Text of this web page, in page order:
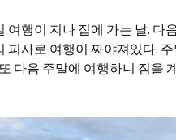
여행이 지나 집에 가는 날. 다
피사로 여행이 짜야져있다.
다음 주말에 여행하니 짐을